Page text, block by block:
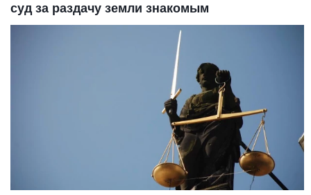
суд за раздачу земли знакомым